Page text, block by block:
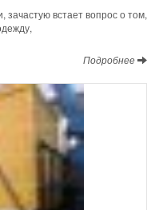
зачастую встает вопрос о том,
Подробнее